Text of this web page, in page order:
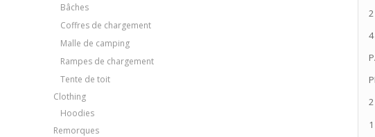
Bâches
Coffres de chargement
Malle de camping
Rampes de chargement
Tente de toit
Clothing
Hoodies
Remorques